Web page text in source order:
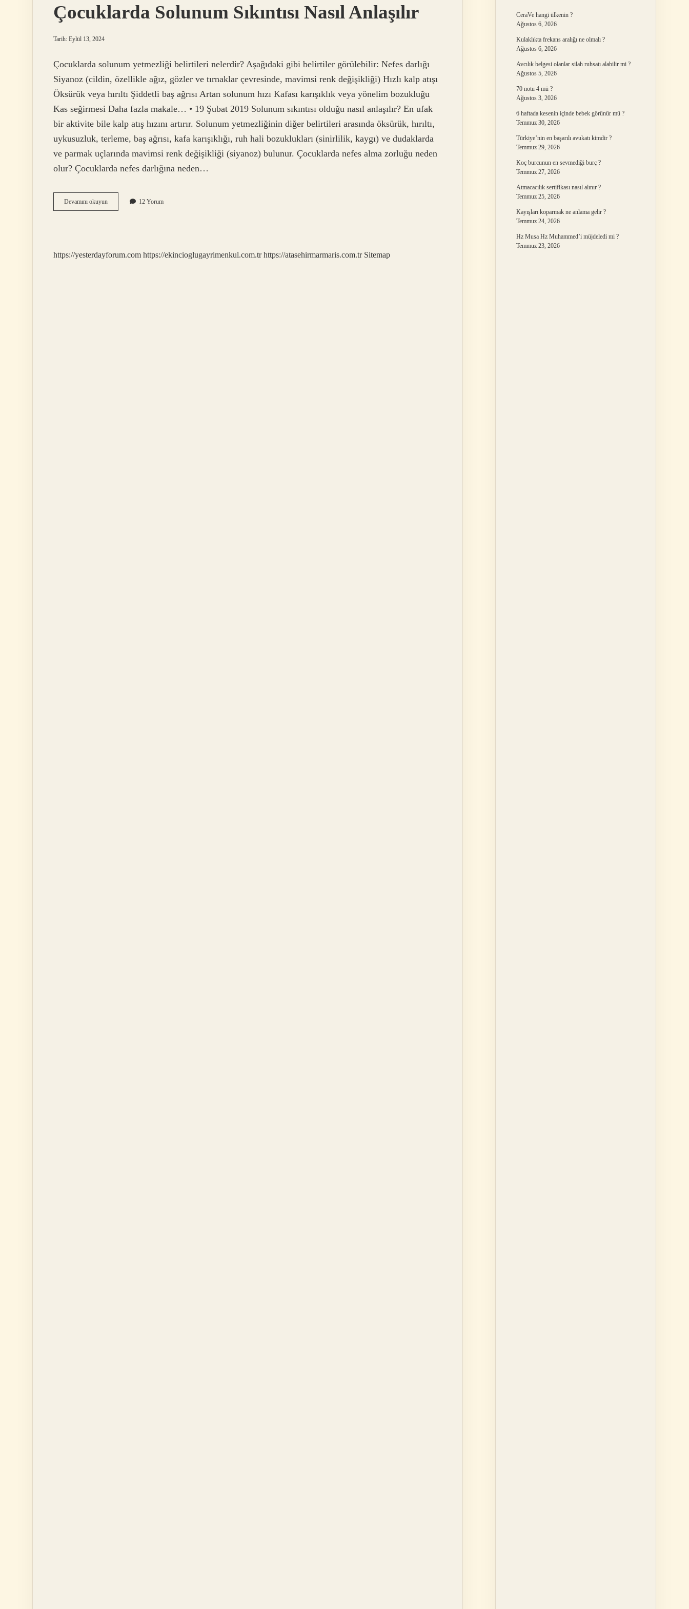
Çocuklarda Solunum Sıkıntısı Nasıl Anlaşılır
Tarih: Eylül 13, 2024
Çocuklarda solunum yetmezliği belirtileri nelerdir? Aşağıdaki gibi belirtiler görülebilir: Nefes darlığı
Siyanoz (cildin, özellikle ağız, gözler ve tırnaklar çevresinde, mavimsi renk değişikliği) Hızlı kalp atışı
Öksürük veya hırıltı Şiddetli baş ağrısı Artan solunum hızı Kafası karışıklık veya yönelim bozukluğu
Kas seğirmesi Daha fazla makale… • 19 Şubat 2019 Solunum sıkıntısı olduğu nasıl anlaşılır? En ufak
bir aktivite bile kalp atış hızını artırır. Solunum yetmezliğinin diğer belirtileri arasında öksürük, hırıltı,
uykusuzluk, terleme, baş ağrısı, kafa karışıklığı, ruh hali bozuklukları (sinirlilik, kaygı) ve dudaklarda
ve parmak uçlarında mavimsi renk değişikliği (siyanoz) bulunur. Çocuklarda nefes alma zorluğu neden
olur? Çocuklarda nefes darlığına neden…
Devamını okuyunÇocuklarda
Solunum
12 Yorum
https://yesterdayforum.com https://ekincioglugayrimenkul.com.tr https://atasehirmarmaris.com.tr Sitemap
CeraVe hangi ülkenin ?
Ağustos 6, 2026
Kulaklıkta frekans aralığı ne olmalı ?
Ağustos 6, 2026
Avcılık belgesi olanlar silah ruhsatı alabilir mi ?
Ağustos 5, 2026
70 notu 4 mü ?
Ağustos 3, 2026
6 haftada kesenin içinde bebek görünür mü ?
Temmuz 30, 2026
Türkiye’nin en başarılı avukatı kimdir ?
Temmuz 29, 2026
Koç burcunun en sevmediği burç ?
Temmuz 27, 2026
Atmacacılık sertifikası nasıl alınır ?
Temmuz 25, 2026
Kayışları koparmak ne anlama gelir ?
Temmuz 24, 2026
Hz Musa Hz Muhammed’i müjdeledi mi ?
Temmuz 23, 2026